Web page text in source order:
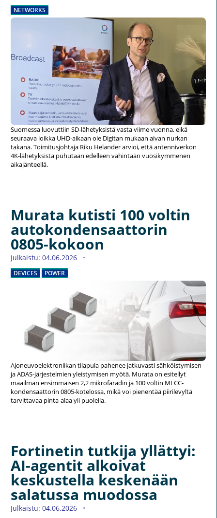
NETWORKS
Suomessa luovuttiin SD-lähetyksistä vasta viime vuonna, eikä
seuraava loikka UHD-aikaan ole Digitan mukaan aivan nurkan
takana. Toimitusjohtaja Riku Helander arvioi, että antenniverkon
4K-lähetyksistä puhutaan edelleen vähintään vuosikymmenen
aikajänteellä.
Murata kutisti 100 voltin
autokondensaattorin
0805-kokoon
Julkaistu: 04.06.2026
DEVICES POWER
Ajoneuvoelektroniikan tilapula pahenee jatkuvasti sähköistymisen
ja ADAS-järjestelmien yleistymisen myötä. Murata on esitellyt
maailman ensimmäisen 2,2 mikrofaradin ja 100 voltin MLCC-
kondensaattorin 0805-kotelossa, mikä voi pienentää piirilevyltä
tarvittavaa pinta-alaa yli puolella.
Fortinetin tutkija yllättyi:
AI-agentit alkoivat
keskustella keskenään
salatussa muodossa
Julkaistu: 04.06.2026